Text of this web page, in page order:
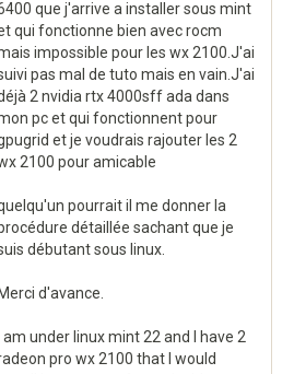
que j'arrive a installer sous mint
qui fonctionne bien avec rocm
impossible pour les wx 2100.J'ai
pas mal de tuto mais en vain.J'ai
2 nvidia rtx 4000sff ada dans
pc et qui fonctionnent pour
et je voudrais rajouter les 2
2100 pour amicable
pourrait il me donner la
détaillée sachant que je
débutant sous linux.
Merci d'avance.
am under linux mint 22 and I have 2
pro wx 2100 that I would